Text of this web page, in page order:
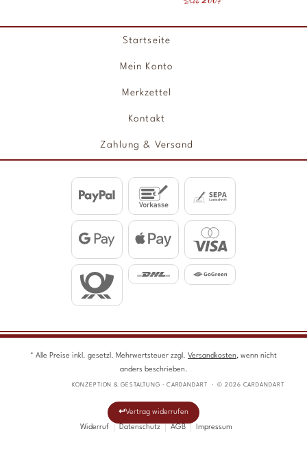
Startseite
Mein Konto
Merkzettel
Kontakt
Zahlung & Versand
* Alle Preise inkl. gesetzl. Mehrwertsteuer zzgl. Versandkosten, wenn nicht
anders beschrieben.
KONZEPTION & GESTALTUNG · CARDANDART · © 2026 CARDANDART
Vertrag widerrufen
Widerruf
Datenschutz AGB Impressum